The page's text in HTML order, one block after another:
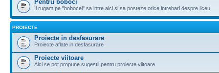
Pentru boboci
Ii rugam pe "bobocei" sa intre aici si sa posteze orice intrebari despre liceu
PROIECTE
Proiecte in desfasurare
Proiecte aflate in desfasurare
Proiecte viitoare
Aici se pot propune sugestii pentru proiecte viitoare